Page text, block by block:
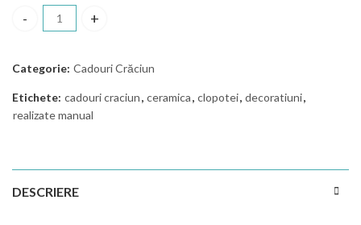
Cadouri Crăciun realizate manual cantitate
Categorie: Cadouri Crăciun
Etichete: cadouri craciun, ceramica, clopotei, decoratiuni,
realizate manual
DESCRIERE